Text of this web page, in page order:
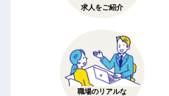
求人をご紹介
職場のリアルな